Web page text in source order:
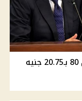
أسعار الوقود في مصر اليوم .. بنزين 80 بـ20.75 جنيه